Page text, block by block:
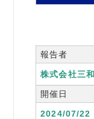
大阪市
報告者
株式会社三
開催日
2024/07/22